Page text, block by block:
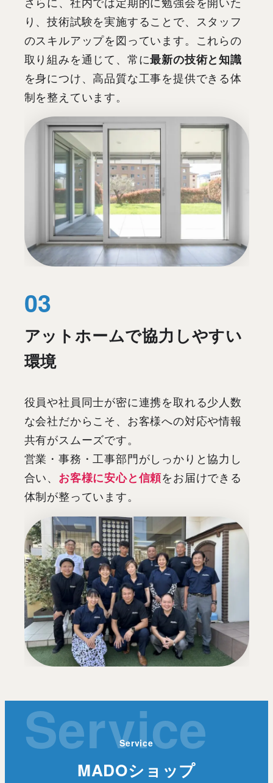
り、技術試験を実施することで、スタッフ
のスキルアップを図っています。これらの
取り組みを通じて、常に最新の技術と知識
を身につけ、高品質な工事を提供できる体
制を整えています。
アットホームで協力しやすい
環境
役員や社員同士が密に連携を取れる少人数
な会社だからこそ、お客様への対応や情報
共有がスムーズです。
営業・事務・工事部門がしっかりと協力し
合い、 お客様に安心と信頼をお届けできる
体制が整っています。
Service
Service
MADOショップ